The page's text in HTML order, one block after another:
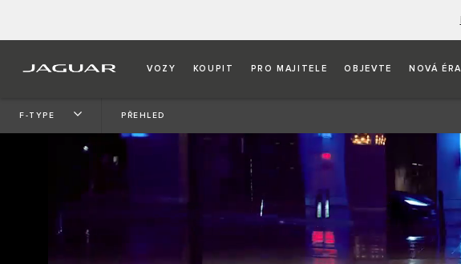
VOZY KOUPIT PRO MAJITELE OBJEVTE NOVÁ ÉRA
F-TYPE PŘEHLED